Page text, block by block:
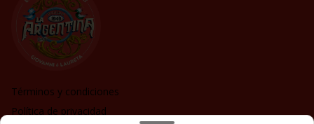
Términos y condiciones
Política de privacidad